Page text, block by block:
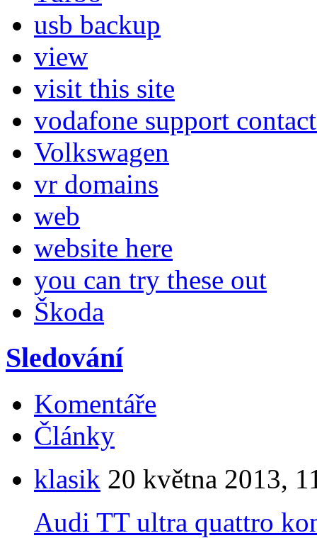
usb backup
view
visit this site
vodafone support
Volkswagen
vr domains
web
website here
you can try these out
Škoda
Sledování
Komentáře
Články
klasik 20 května 2013,
Audi TT ultra quattro